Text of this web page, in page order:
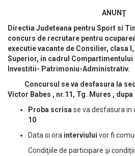
ANUNŢ
Directia Judeteana pentru Sport si
concurs de recrutare pentru
executie vacante de Consilier, clasa
Superior, in cadrul
Investitii- Patrimoniu-Administrativ.
Concursul se va desfasura la
Victor Babes , nr.11, Tg. Mures ,
Proba scrisa se va desfasura in
10
Data si ora interviului vor fi
Condiţiile de participare şi